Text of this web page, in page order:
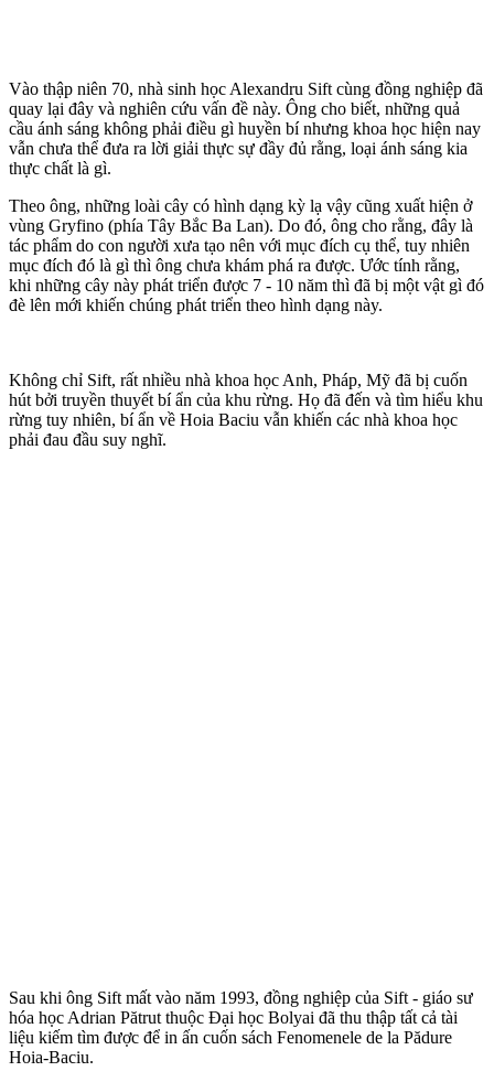
Vào thập niên 70, nhà sinh học Alexandru Sift cùng đồng nghiệp đã
quay lại đây và nghiên cứu vấn đề này. Ông cho biết, những quả
cầu ánh sáng không phải điều gì huyền bí nhưng khoa học hiện nay
vẫn chưa thể đưa ra lời giải thực sự đầy đủ rằng, loại ánh sáng kia
thực chất là gì.
Theo ông, những loài cây có hình dạng kỳ lạ vậy cũng xuất hiện ở
vùng Gryfino (phía Tây Bắc Ba Lan). Do đó, ông cho rằng, đây là
tác phẩm do con người xưa tạo nên với mục đích cụ thể, tuy nhiên
mục đích đó là gì thì ông chưa khám phá ra được. Ước tính rằng,
khi những cây này phát triển được 7 - 10 năm thì đã bị một vật gì đó
đè lên mới khiến chúng phát triển theo hình dạng này.
Không chỉ Sift, rất nhiều nhà khoa học Anh, Pháp, Mỹ đã bị cuốn
hút bởi truyền thuyết bí ẩn của khu rừng. Họ đã đến và tìm hiểu khu
rừng tuy nhiên, bí ẩn về Hoia Baciu vẫn khiến các nhà khoa học
phải đau đầu suy nghĩ.
Sau khi ông Sift mất vào năm 1993, đồng nghiệp của Sift - giáo sư
hóa học Adrian Pătrut thuộc Đại học Bolyai đã thu thập tất cả tài
liệu kiếm tìm được để in ấn cuốn sách Fenomenele de la Pădure
Hoia-Baciu.